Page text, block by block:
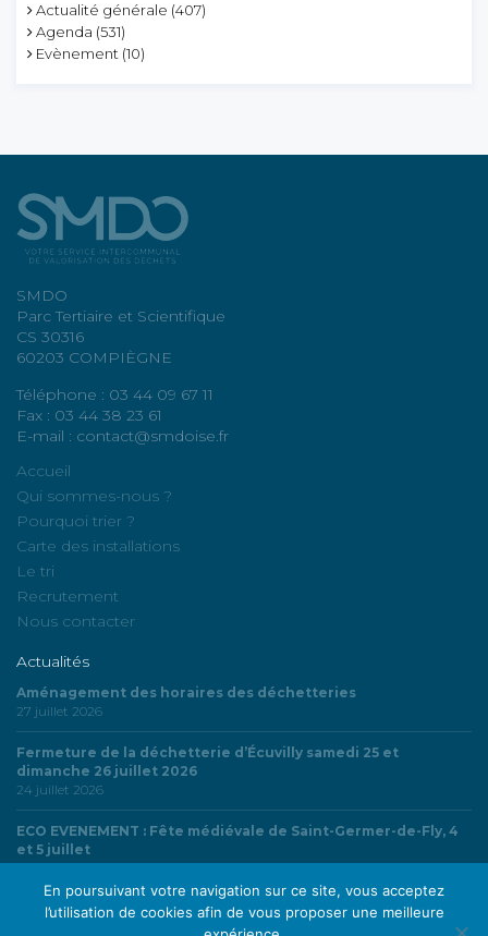
Actualité générale (407)
Agenda (531)
Evènement (10)
SMDO
Parc Tertiaire et Scientifique
CS 30316
60203 COMPIÈGNE
Téléphone : 03 44 09 67 11
Fax : 03 44 38 23 61
E-mail : contact@smdoise.fr
Accueil
Qui sommes-nous ?
Pourquoi trier ?
Carte des installations
Le tri
Recrutement
Nous contacter
Actualités
Aménagement des horaires des déchetteries
27 juillet 2026
Fermeture de la déchetterie d’Écuvilly samedi 25 et
dimanche 26 juillet 2026
24 juillet 2026
ECO EVENEMENT : Fête médiévale de Saint-Germer-de-Fly, 4
et 5 juillet
4 juillet 2026
En poursuivant votre navigation sur ce site, vous acceptez
l’utilisation de cookies afin de vous proposer une meilleure